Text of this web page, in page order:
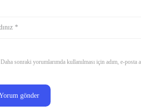
Daha sonraki yorumlarımda kullanılması için adım, e-posta